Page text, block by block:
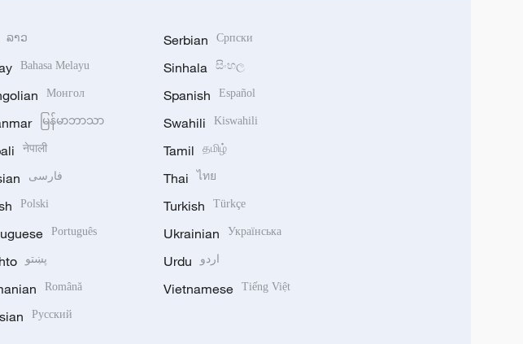
ລາວ
Bahasa Melayu
Монгол
မြန်မာဘာသာ
नेपाली
فارسی
Polski
Português
پښتو
Română
Русский
Serbian Српски
Sinhala සිංහල
Spanish Español
Swahili Kiswahili
Tamil தமிழ்
Thai ไทย
Turkish Türkçe
Ukrainian Українська
Urdu اردو
Vietnamese Tiếng Việt